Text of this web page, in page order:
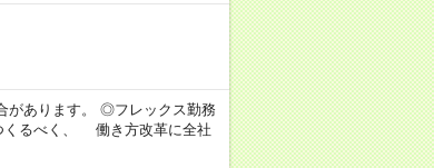
があります。 ◎フレックス勤務
くるべく、 働き方改革に全社